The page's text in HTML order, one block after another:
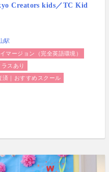
Creators kids／TC Kid
駅
マージョン（完全英語環境）
スあり
済｜おすすめスクール